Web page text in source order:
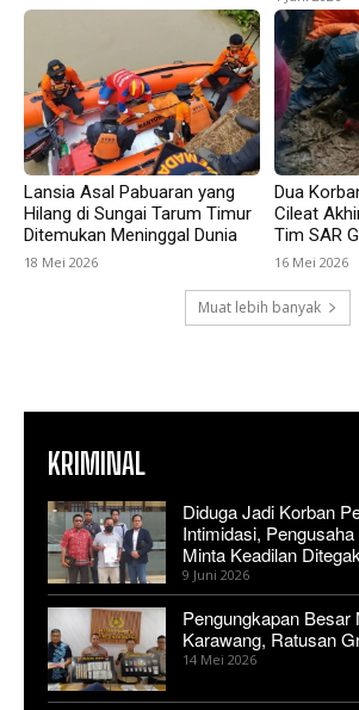
Lansia Asal Pabuaran yang
Hilang di Sungai Tarum Timur
Ditemukan Meninggal Dunia
18 Mei 2026
Dua
Cileat
Tim SAR
16 Mei 2026
Muat lebih banyak
KRIMINAL
Diduga Jadi Korban
Intimidasi,
Minta Keadilan
9 Juni 2026
Pengungkapan Besar
Karawang, Ratusan
14 Mei 2026